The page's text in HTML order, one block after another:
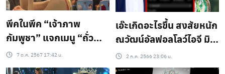
พีคในพีค “เจ้าภาพ
กัมพูชา” แจกเมนู “ถั่ว
ต้ม” ให้นางงามกินในกา
ล่าดินเนอร์
7 ต.ค. 2567 17:42 น.
เอ๊ะเกิดอะไรขึ้น สงสัยหนัก
ณวัฒน์อัลฟอลโลว์ไอจี มิส
แกรนด์คนนี้ ตัวนางงาม
เอาตำแหน่ง ออกจากหน้า
2 ก.ค. 2566 23:06 น.